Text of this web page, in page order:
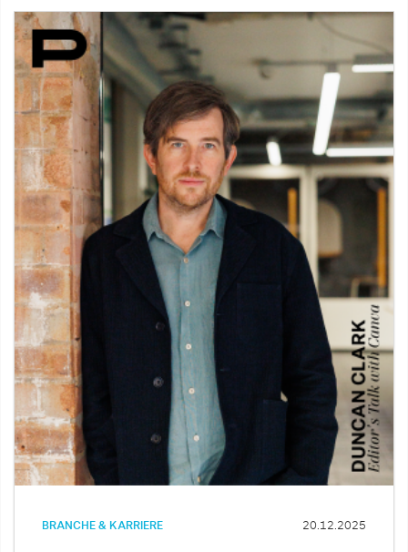
BRANCHE & KARRIERE 20.12.2025